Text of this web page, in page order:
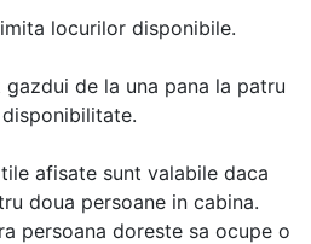
locurilor disponibile.
de la una pana la patru
afisate sunt valabile daca
doua persoane in cabina.
persoana doreste sa ocupe o